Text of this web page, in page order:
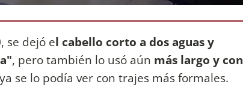
se dejó el cabello corto a dos aguas y
, pero también lo usó aún más largo y con
se lo podía ver con trajes más formales.